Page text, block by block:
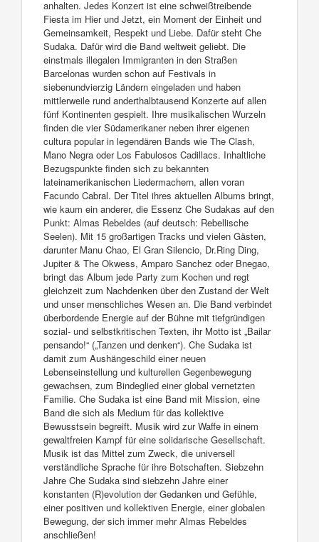
anhalten. Jedes Konzert ist eine schweißtreibende
Fiesta im Hier und Jetzt, ein Moment der Einheit und
Gemeinsamkeit, Respekt und Liebe. Dafür steht Che
Sudaka. Dafür wird die Band weltweit geliebt. Die
einstmals illegalen Immigranten in den Straßen
Barcelonas wurden schon auf Festivals in
siebenundvierzig Ländern eingeladen und haben
mittlerweile rund anderthalbtausend Konzerte auf allen
fünf Kontinenten gespielt. Ihre musikalischen Wurzeln
finden die vier Südamerikaner neben ihrer eigenen
cultura popular in legendären Bands wie The Clash,
Mano Negra oder Los Fabulosos Cadillacs. Inhaltliche
Bezugspunkte finden sich zu bekannten
lateinamerikanischen Liedermachern, allen voran
Facundo Cabral. Der Titel ihres aktuellen Albums bringt,
wie kaum ein anderer, die Essenz Che Sudakas auf den
Punkt: Almas Rebeldes (auf deutsch: Rebellische
Seelen). Mit 15 großartigen Tracks und vielen Gästen,
darunter Manu Chao, El Gran Silencio, Dr.Ring Ding,
Jupiter & The Okwess, Amparo Sanchez oder Bnegao,
bringt das Album jede Party zum Kochen und regt
gleichzeit zum Nachdenken über den Zustand der Welt
und unser menschliches Wesen an. Die Band verbindet
überbordende Energie auf der Bühne mit tiefgründigen
sozial- und selbstkritischen Texten, ihr Motto ist „Bailar
pensando!“ („Tanzen und denken“). Che Sudaka ist
damit zum Aushängeschild einer neuen
Lebenseinstellung und kulturellen Gegenbewegung
gewachsen, zum Bindeglied einer global vernetzten
Familie. Che Sudaka ist eine Band mit Mission, eine
Band die sich als Medium für das kollektive
Bewusstsein begreift. Musik wird zur Waffe in einem
gewaltfreien Kampf für eine solidarische Gesellschaft.
Musik ist das Mittel zum Zweck, die universell
verständliche Sprache für ihre Botschaften. Siebzehn
Jahre Che Sudaka sind siebzehn Jahre einer
konstanten (R)evolution der Gedanken und Gefühle,
einer positiven und kollektiven Energie, einer globalen
Bewegung, der sich immer mehr Almas Rebeldes
anschließen!